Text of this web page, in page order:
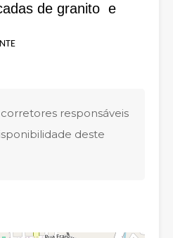
de granito e
responsáveis
deste